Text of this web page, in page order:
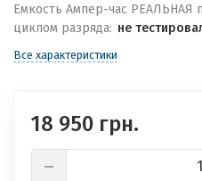
Емкость Ампер-час РЕАЛЬНАЯ
циклом разряда: не
Все характеристики
18 950 грн.